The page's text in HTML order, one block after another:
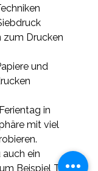
zum Drucken
und
in
mit viel
ein
Beispiel T-